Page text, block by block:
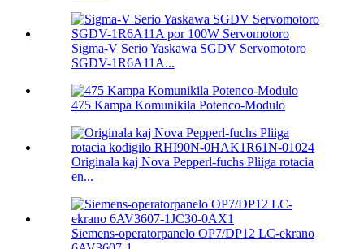
Sigma-V Serio Yaskawa SGDV Servomotoro
SGDV-1R6A11A...
475 Kampa Komunikila Potenco-Modulo
Originala kaj Nova Pepperl-fuchs Pliiga rotacia
en...
Siemens-operatorpanelo OP7/DP12 LC-ekrano